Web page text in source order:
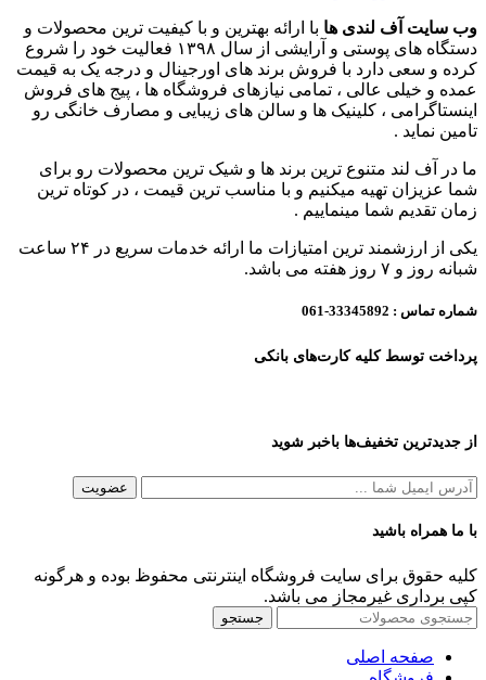
وب سایت آف لندی ها با ارائه بهترین و با کیفیت ترین محصولات و
دستگاه های پوستی و آرایشی از سال ۱۳۹۸ فعالیت خود را شروع
کرده و سعی دارد با فروش برند های اورجینال و درجه یک به قیمت
عمده و خیلی عالی ، تمامی نیازهای فروشگاه ها ، پیج های فروش
اینستاگرامی ، کلینیک ها و سالن های زیبایی و مصارف خانگی رو
تامین نماید .
ما در آف لند متنوع ترین برند ها و شیک ترین محصولات رو برای
شما عزیزان تهیه میکنیم و با مناسب ترین قیمت ، در کوتاه ترین
زمان تقدیم شما مینماییم .
یکی از ارزشمند ترین امتیازات ما ارائه خدمات سریع در ۲۴ ساعت
شبانه روز و ۷ روز هفته می باشد.
شماره تماس : 33345892-061
پرداخت توسط کلیه کارت‌های بانکی
از جدیدترین تخفیف‌ها باخبر شوید
با ما همراه باشید
کلیه حقوق برای سایت فروشگاه اینترنتی محفوظ بوده و هرگونه
کپی برداری غیرمجاز می باشد.
جستجو
صفحه اصلی